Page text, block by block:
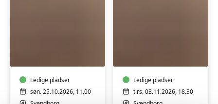
-
Weekend
Ledige pladser
søn. 25.10.2026, 11.00
Ledige pladser
tirs. 03.11.2026, 18.30